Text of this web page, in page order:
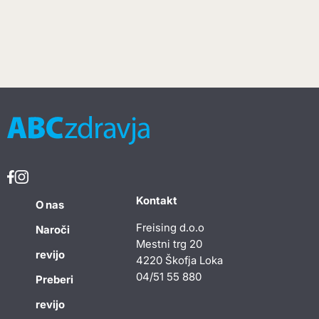
O nas
Naroči
revijo
Preberi
revijo
Kontakt
Freising d.o.o
Mestni trg 20
4220 Škofja Loka
04/51 55 880